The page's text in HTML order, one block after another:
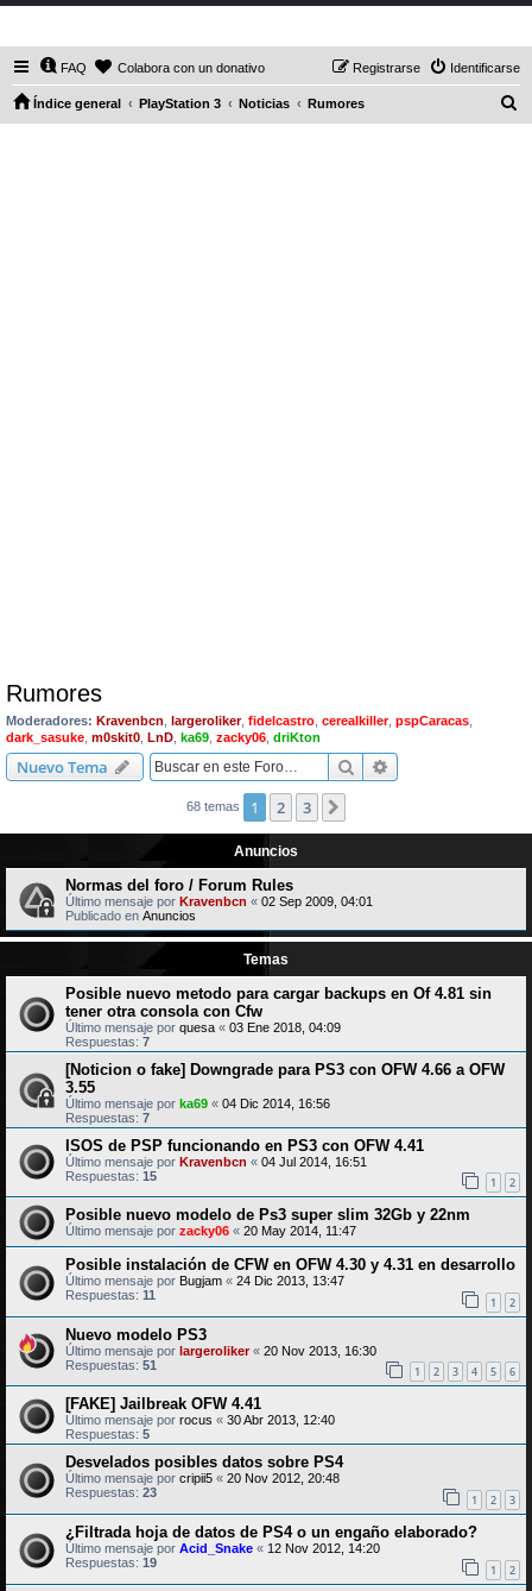
FAQ Colabora con un donativo Identificarse
Registrarse
Índice general PlayStation 3 Noticias Rumores
Rumores
Moderadores: Kravenbcn largeroliker, fidelcastro cerealkiller, pspCaracas
dark_sasuke m0skit0 LnD ka69 zacky06 driKton
Nuevo Tema Buscar
68 temas 1 2 3
Anuncios
Normas del foro / Forum Rules
Último mensaje por Kravenbcn « 02 Sep 2009, 04:01
Publicado en Anuncios
Temas
Posible nuevo metodo para cargar backups en Of 4.81 sin
tener otra consola con Cfw
Último mensaje por quesa « 03 Ene 2018, 04:09
Respuestas: 7
[Noticion o fake] Downgrade para PS3 con OFW 4.66 a OFW
3.55
Último mensaje por ka69 « 04 Dic 2014, 16:56
Respuestas: 7
ISOS de PSP funcionando en PS3 con OFW 4.41
Último mensaje por Kravenbcn « 04 Jul 2014, 16:51
Respuestas: 15 1 2
Posible nuevo modelo de Ps3 super slim 32Gb y 22nm
Último mensaje por zacky06 « 20 May 2014, 11:47
Posible instalación de CFW en OFW 4.30 y 4.31 en desarrollo
Último mensaje por Bugjam « 24 Dic 2013, 13:47
Respuestas: 11 1 2
Nuevo modelo PS3
Último mensaje por largeroliker« 20 Nov 2013, 16:30
Respuestas: 51 1 2 3 4 5 6
[FAKE] Jailbreak OFW 4.41
Último mensaje por rocus « 30 Abr 2013, 12:40
Respuestas: 5
Desvelados posibles datos sobre PS4
Último mensaje por cripii5 « 20 Nov 2012, 20:48
Respuestas: 23 1 2 3
¿Filtrada hoja de datos de PS4 o un engaño elaborado?
Último mensaje por Acid_Snake « 12 Nov 2012, 14:20
Respuestas: 19 1 2